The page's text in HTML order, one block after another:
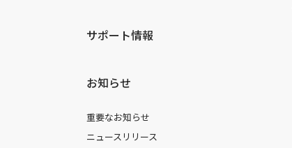
サポート情報
お知らせ
重要なお知らせ
ニュースリリース